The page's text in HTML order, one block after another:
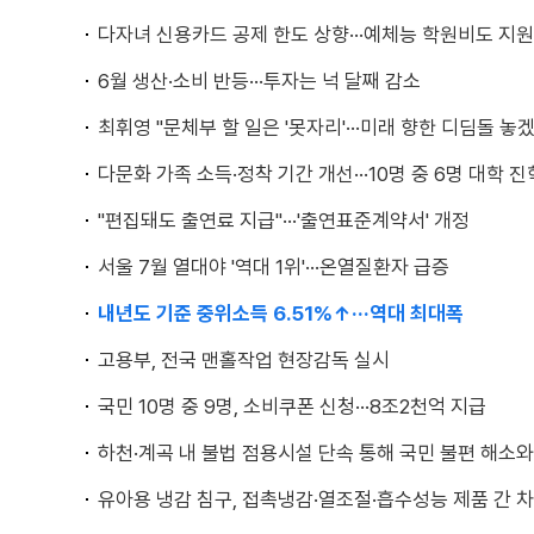
다자녀 신용카드 공제 한도 상향···예체능 학원비도 지원
6월 생산·소비 반등···투자는 넉 달째 감소
최휘영 "문체부 할 일은 '못자리'···미래 향한 디딤돌 놓
다문화 가족 소득·정착 기간 개선···10명 중 6명 대학 진
"편집돼도 출연료 지급"···'출연표준계약서' 개정
서울 7월 열대야 '역대 1위'···온열질환자 급증
내년도 기준 중위소득 6.51%↑···역대 최대폭
고용부, 전국 맨홀작업 현장감독 실시
국민 10명 중 9명, 소비쿠폰 신청···8조2천억 지급
하천·계곡 내 불법 점용시설 단속 통해 국민 불편 해소
유아용 냉감 침구, 접촉냉감·열조절·흡수성능 제품 간